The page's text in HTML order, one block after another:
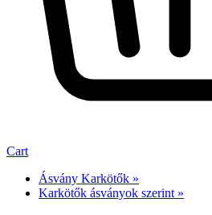
Cart
Ásvány Karkötők »
Karkötők ásványok szerint »